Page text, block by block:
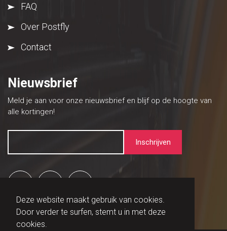
Deze website maakt gebruik van cookies.
Door verder te surfen, stemt u in met deze
cookies.
FAQ
Over Postfly
Contact
Nieuwsbrief
Meld je aan voor onze nieuwsbrief en blijf op de hoogte van
alle kortingen!